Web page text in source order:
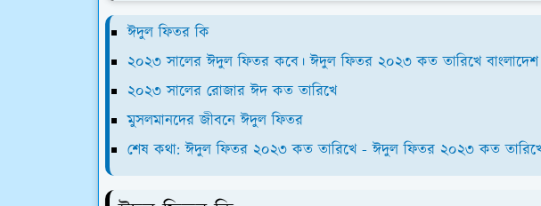
ঈদুল ফিতর কি
২০২৩ সালের ঈদুল ফিতর কবে। ঈদুল ফিতর ২০২৩ কত তারিখে বাংলাদেশ
২০২৩ সালের রোজার ঈদ কত তারিখে
মুসলমানদের জীবনে ঈদুল ফিতর
শেষ কথা: ঈদুল ফিতর ২০২৩ কত তারিখে - ঈদুল ফিতর ২০২৩ কত তারিখে